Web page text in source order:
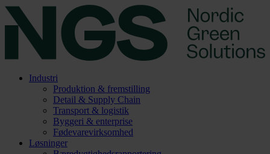
Industri
Produktion & fremstilling
Detail & Supply Chain
Transport & logistik
Byggeri & enterprise
Fødevarevirksomhed
Løsninger